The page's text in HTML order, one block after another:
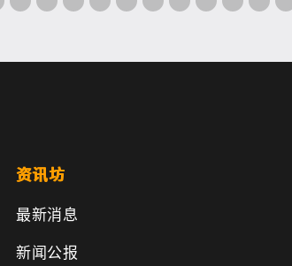
资讯坊
最新消息
新闻公报